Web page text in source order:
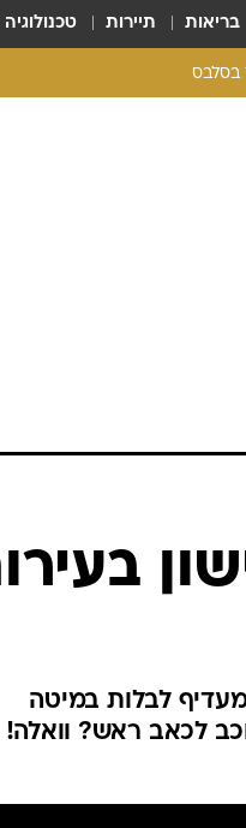
בריאות תיירות טכנולוגיה
בסלבס
לבלות במיטה
לכאב ראש? וואלה!